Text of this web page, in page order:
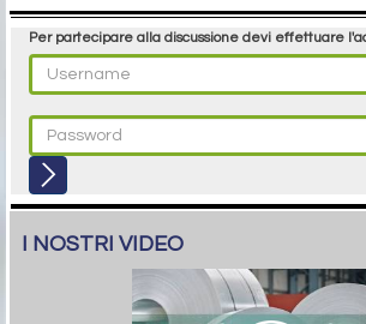
Per partecipare alla discussione devi effettuare
I NOSTRI VIDEO